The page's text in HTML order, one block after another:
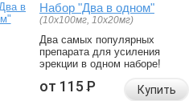
Набор "Два в одном"
(10x100мг, 10x20мг)
Два самых популярных
препарата для усиления
эрекции в одном наборе!
от 115Р Купить